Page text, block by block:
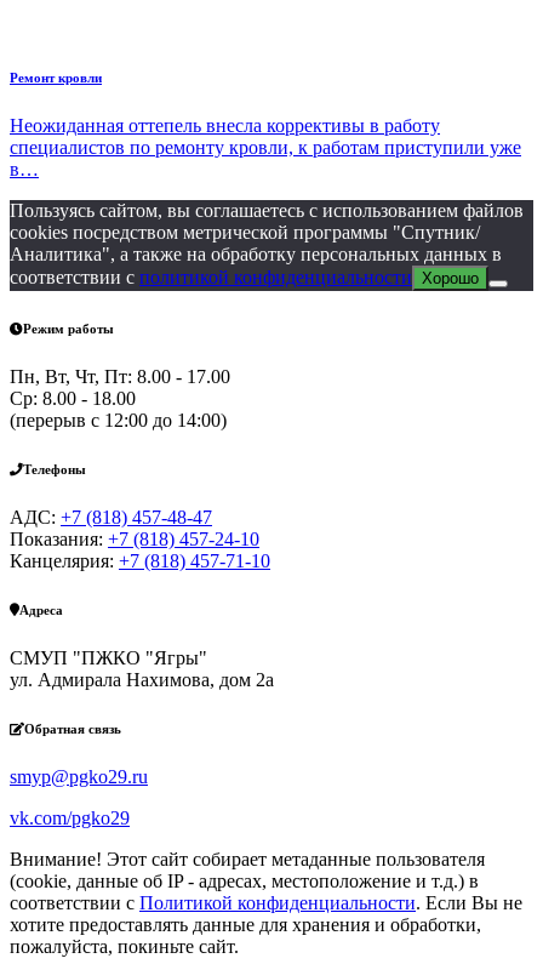
Ремонт кровли
Неожиданная оттепель внесла коррективы в работу
специалистов по ремонту кровли, к работам приступили уже
в…
Пользуясь сайтом, вы соглашаетесь с использованием файлов
cookies посредством метрической программы "Спутник/
Аналитика", а также на обработку персональных данных в
соответствии с политикой конфиденциальности Хорошо
Режим работы
Пн, Вт, Чт, Пт: 8.00 - 17.00
Ср: 8.00 - 18.00
(перерыв с 12:00 до 14:00)
Телефоны
АДС: +7 (818) 457-48-47
Показания: +7 (818) 457-24-10
Канцелярия: +7 (818) 457-71-10
Адреса
СМУП "ПЖКО "Ягры"
ул. Адмирала Нахимова, дом 2а
Обратная связь
smyp@pgko29.ru
vk.com/pgko29
Внимание! Этот сайт собирает метаданные пользователя
(cookie, данные об IP - адресах, местоположение и т.д.) в
соответствии с Политикой конфиденциальности. Если Вы не
хотите предоставлять данные для хранения и обработки,
пожалуйста, покиньте сайт.